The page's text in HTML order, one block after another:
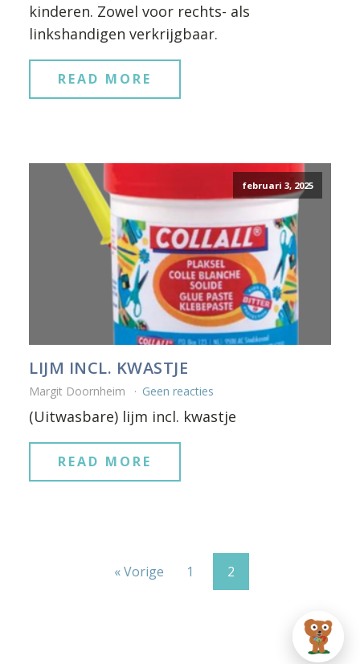
kinderen. Zowel voor rechts- als
linkshandigen verkrijgbaar.
READ MORE
februari 3, 2025
LIJM INCL. KWASTJE
Margit Doornheim Geen reacties
(Uitwasbare) lijm incl. kwastje
READ MORE
« Vorige 1 2